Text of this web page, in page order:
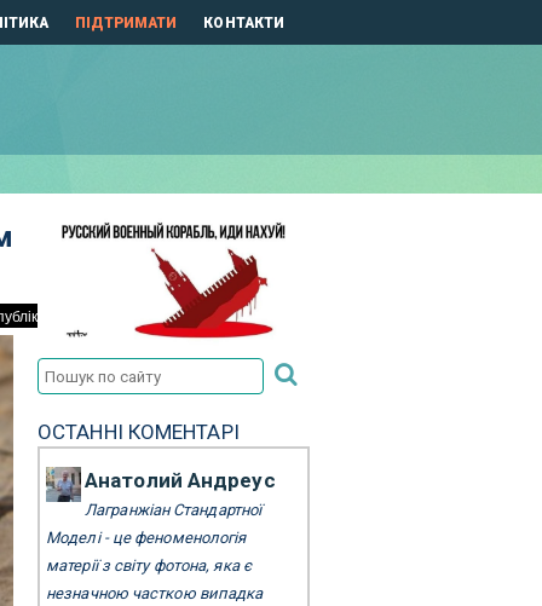
ПІДТРИМАТИ КОНТАКТИ
ОСТАННІ КОМЕНТАРІ
Анатолий Андреус
Лагранжіан Стандартної
Моделі - це феноменологія
матерії з світу фотона, яка є
незначною часткою випадка